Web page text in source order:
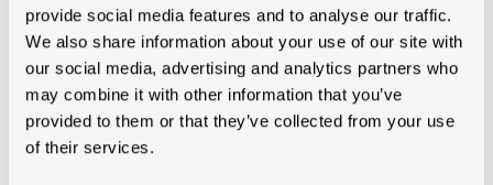
provide social media features and to analyse our traffic.
We also share information about your use of our site with
our social media, advertising and analytics partners who
may combine it with other information that you’ve
provided to them or that they’ve collected from your use
of their services.
Siliconen, kitten, tapes, schuimen
Siliconen, kitten, lijmen
tapesSolid John Hybrid Polymeer
Waterdichtingfillcoatpolycoloritvaria
Goten kunststof, regenwaterafvoerGotenRWAPE buizen en
VentilatieEnkelwandigDubbelwandigSonoventMultivent
Eternit (ontluchting uni) KoramicRenson
RookgasafvoerAluminium